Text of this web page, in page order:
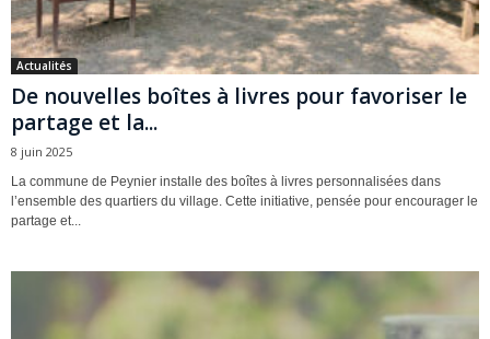
Actualités
De nouvelles boîtes à livres pour favoriser le
partage et la...
8 juin 2025
La commune de Peynier installe des boîtes à livres personnalisées dans
l’ensemble des quartiers du village. Cette initiative, pensée pour encourager le
partage et...